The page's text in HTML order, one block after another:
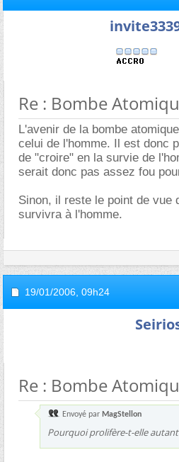
Re : Bombe
L'avenir de la bombe
celui de l'homme. Il est donc
de "croire" en la survie de
serait donc pas assez fou
Sinon, il reste le point de vue
survivra à l'homme.
19/01/2006, 09h24
Re : Bombe
Envoyé par MagStellon
Pourquoi prolifère-t-elle autant